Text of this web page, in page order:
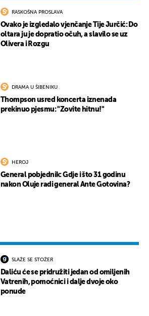
RASKOŠNA PROSLAVA
Ovako je izgledalo vjenčanje Tije Jurčić: Do
oltara ju je dopratio očuh, a slavilo se uz
Olivera i Rozgu
DRAMA U ŠIBENIKU
Thompson usred koncerta iznenada
prekinuo pjesmu: "Zovite hitnu!"
HEROJ
General pobjednik: Gdje i što 31 godinu
nakon Oluje radi general Ante Gotovina?
SLAŽE SE STOŽER
Daliću će se pridružiti jedan od omiljenih
Vatrenih, pomoćnici i dalje dvoje oko
ponude